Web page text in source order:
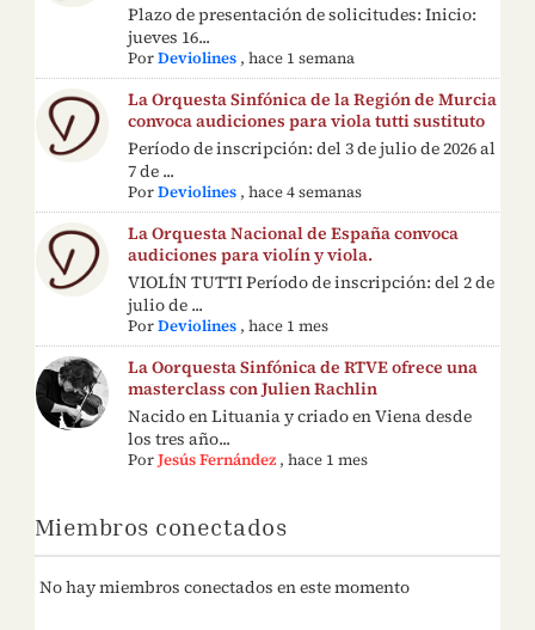
Plazo de presentación de solicitudes: Inicio:
jueves 16...
PorDeviolines ,hace 1 semana
La Orquesta Sinfónica de la Región de Murcia
convoca audiciones para viola tutti sustituto
Período de inscripción: del 3 de julio de 2026 al
7 de ...
PorDeviolines ,hace 4 semanas
La Orquesta Nacional de España convoca
audiciones para violín y viola.
VIOLÍN TUTTI Período de inscripción: del 2 de
julio de ...
PorDeviolines ,hace 1 mes
La Oorquesta Sinfónica de RTVE ofrece una
masterclass con Julien Rachlin
Nacido en Lituania y criado en Viena desde
los tres año...
PorJesús Fernández ,hace 1 mes
Miembros conectados
No hay miembros conectados en este momento